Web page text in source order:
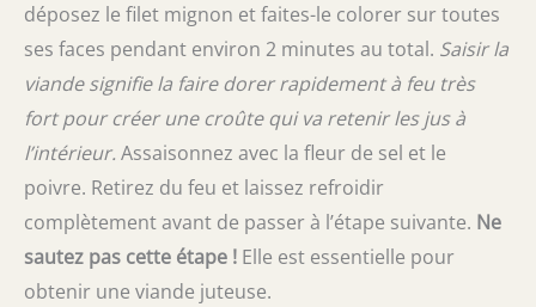
déposez le filet mignon et faites-le colorer sur toutes
ses faces pendant environ 2 minutes au total. Saisir la
viande signifie la faire dorer rapidement à feu très
fort pour créer une croûte qui va retenir les jus à
l’intérieur. Assaisonnez avec la fleur de sel et le
poivre. Retirez du feu et laissez refroidir
complètement avant de passer à l’étape suivante. Ne
sautez pas cette étape ! Elle est essentielle pour
obtenir une viande juteuse.